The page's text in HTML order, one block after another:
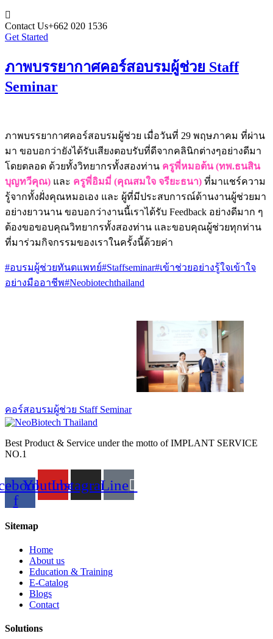
Contact Us+662 020 1536
Get Started
ภาพบรรยากาศคอร์สอบรมผู้ช่วย Staff
Seminar
ภาพบรรยากาศคอร์สอบรมผู้ช่วย เมื่อวันที่ 29 พฤษภาคม ที่ผ่าน
มา ขอบอกว่ายังได้รับเสียงตอบรับที่ดีจากคลินิกต่างๆอย่างดีมา
โดยตลอด ด้วยทั้งวิทยากรทั้งสองท่าน ครูพี่หมอต้น (ทพ.ธนสิน
บุญทวีคุณ) และ ครูพี่อิมมี่ (คุณสมใจ จรียะธนา) ที่มาแชร์ความ
รู้จากทั้งฝั่งคุณหมอเอง และ ผู้ที่มีประสบการณ์ด้านงานผู้ช่วยมา
อย่างยาวนาน ขอบอกว่างานนี้เราได้รับ Feedback อย่างดีมาก ๆ
ต้องขอขอบคุณวิทยากรทั้งสองท่าน และขอบคุณผู้ช่วยทุกท่าน
ที่มาร่วมกิจกรรมของเราในครั้งนี้ด้วยค่า
#อบรมผู้ช่วยทันตแพทย์#Staffseminar#เข้าช่วยอย่างรู้ใจเข้าใจ
อย่างมืออาชีพ#Neobiotechthailand
คอร์สอบรมผู้ช่วย Staff Seminar
Best Product & Service under the motto of IMPLANT SERVICE
NO.1
f
YoutubeInstagramLine
Sitemap
Home
About us
Education & Training
E-Catalog
Blogs
Contact
Solutions